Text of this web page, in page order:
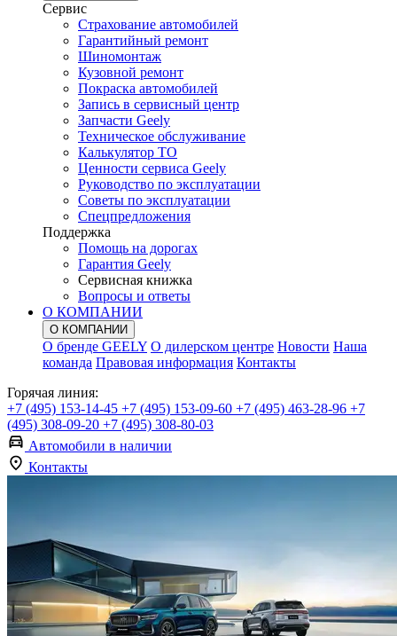
Сервис
Страхование автомобилей
Гарантийный ремонт
Шиномонтаж
Кузовной ремонт
Покраска автомобилей
Запись в сервисный центр
Запчасти Geely
Техническое обслуживание
Калькулятор ТО
Ценности сервиса Geely
Руководство по эксплуатации
Советы по эксплуатации
Спецпредложения
Поддержка
Помощь на дорогах
Гарантия Geely
Сервисная книжка
Вопросы и ответы
О КОМПАНИИ
О КОМПАНИИ
О бренде GEELY О дилерском центре Новости Наша
команда Правовая информация Контакты
Горячая линия:
+7 (495) 153-14-45 +7 (495) 153-09-60 +7 (495) 463-28-96 +7
(495) 308-09-20 +7 (495) 308-80-03
Автомобили в наличии
Контакты